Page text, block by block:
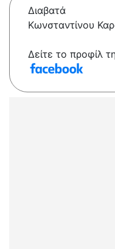
Διαβατά
Κωνσταντίνου
Δείτε το προφίλ